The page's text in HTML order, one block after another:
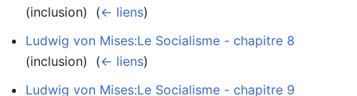
(inclusion) ‎ (← liens)
Ludwig von Mises:Le Socialisme - chapitre 8
(inclusion) ‎ (← liens)
Ludwig von Mises:Le Socialisme - chapitre 9